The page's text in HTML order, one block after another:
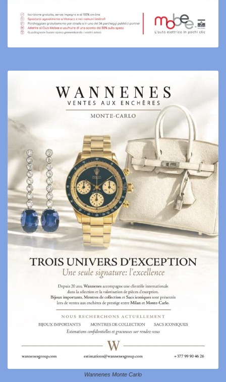
Wannenes Monte Carlo